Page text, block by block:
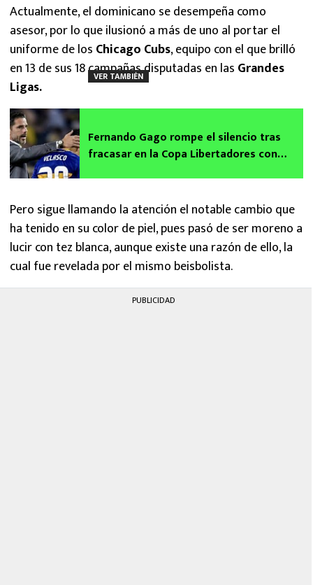
Actualmente, el dominicano se desempeña como
asesor, por lo que ilusionó a más de uno al portar el
uniforme de los Chicago Cubs, equipo con el que brilló
en 13 de sus 18 campañas disputadas en las Grandes
Ligas.
VER TAMBIÉN
Fernando Gago rompe el silencio tras
fracasar en la Copa Libertadores con
Pero sigue llamando la atención el notable cambio que
ha tenido en su color de piel, pues pasó de ser moreno a
lucir con tez blanca, aunque existe una razón de ello, la
cual fue revelada por el mismo beisbolista.
PUBLICIDAD